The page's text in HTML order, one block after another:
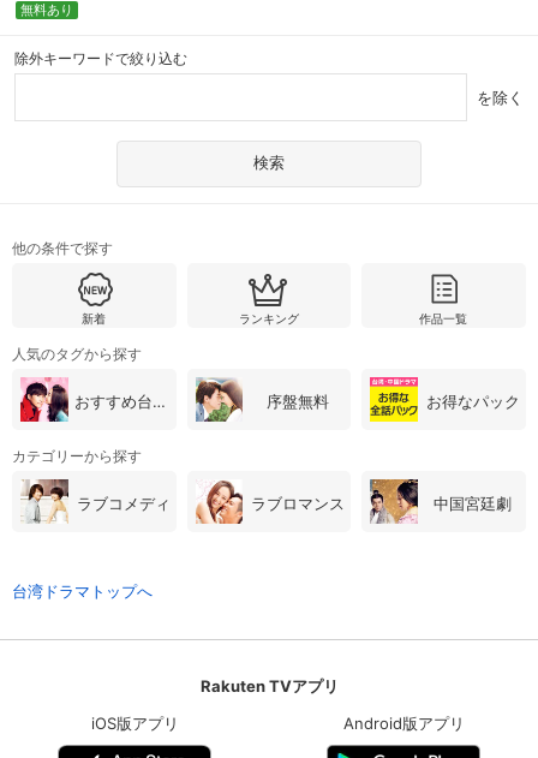
無料あり
除外キーワードで絞り込む
を除く
他の条件で探す
新着 ランキング 作品一覧
人気のタグから探す
おすすめ台湾・中国ドラマ 序盤無料 お得なパック
カテゴリーから探す
ラブコメディ ラブロマンス 中国宮廷劇
台湾ドラマトップへ
Rakuten TVアプリ
iOS版アプリ
Android版アプリ